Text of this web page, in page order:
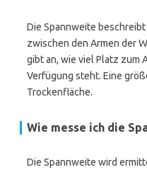
Die Spannweite
zwischen den Armen der
gibt an, wie viel Platz zum
Verfügung steht. Eine
Trockenfläche.
Wie messe ich die
Die Spannweite wird